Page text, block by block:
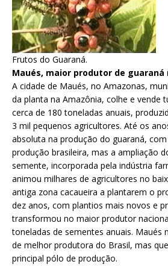
Frutos do Guaraná.
Maués, maior produtor de guaraná
A cidade de Maués, no Amazonas,
da planta na Amazônia, colhe e vende
cerca de 180 toneladas anuais,
3 mil pequenos agricultores. Até os
absoluta na produção do guaraná,
produção brasileira, mas a ampliação
semente, incorporada pela indústria
animou milhares de agricultores no
antiga zona cacaueira a plantarem o
dez anos, com plantios mais novos e
transformou no maior produtor
toneladas de sementes anuais. Maués
de melhor produtora do Brasil, mas
principal pólo de produção.